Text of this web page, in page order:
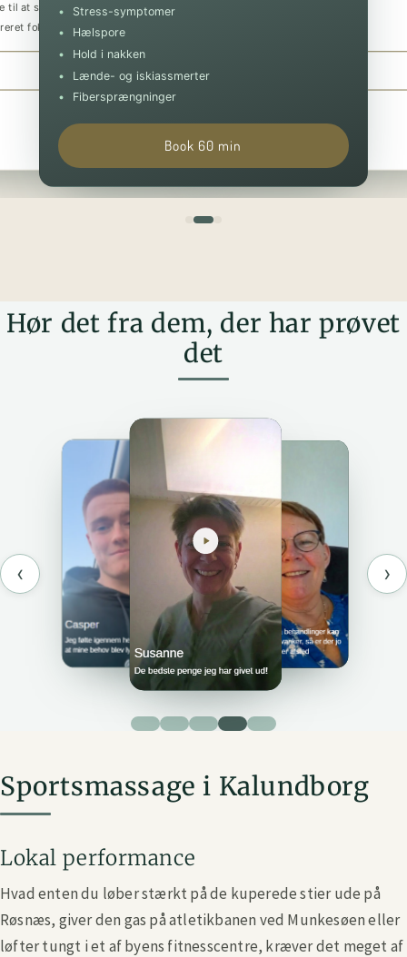
til at sænke stressniveauet
fokus på specifik skade
Book 30 min
Stress-symptomer
Hælspore
Hold i nakken
Lænde- og iskiassmerter
Fibersprængninger
Book 60 min
Hør det fra dem, der har prøvet
det
‹ ›
Sportsmassage i Kalundborg
Lokal performance
Hvad enten du løber stærkt på de kuperede stier ude på
Røsnæs, giver den gas på atletikbanen ved Munkesøen eller
løfter tungt i et af byens fitnesscentre, kræver det meget af